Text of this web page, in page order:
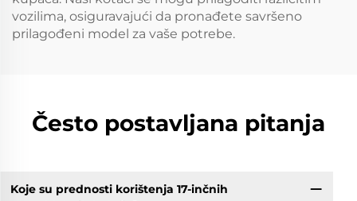
vozilima, osiguravajući da pronađete savršeno
prilagođeni model za vaše potrebe.
Često postavljana pitanja
Koje su prednosti korištenja 17-inčnih